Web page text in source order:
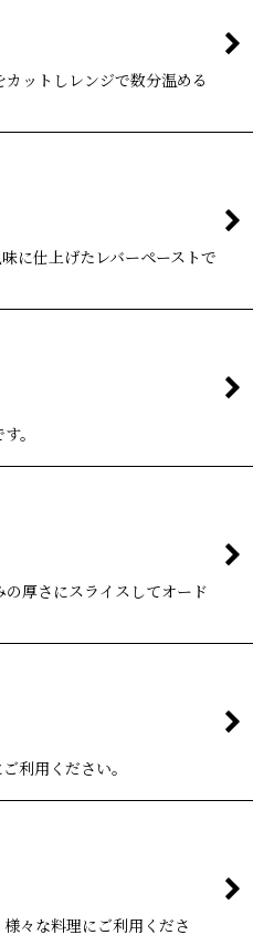
ットしレンジで数分温める
に仕上げたレバーペーストで
。
厚さにスライスしてオード
利用ください。
々な料理にご利用くださ